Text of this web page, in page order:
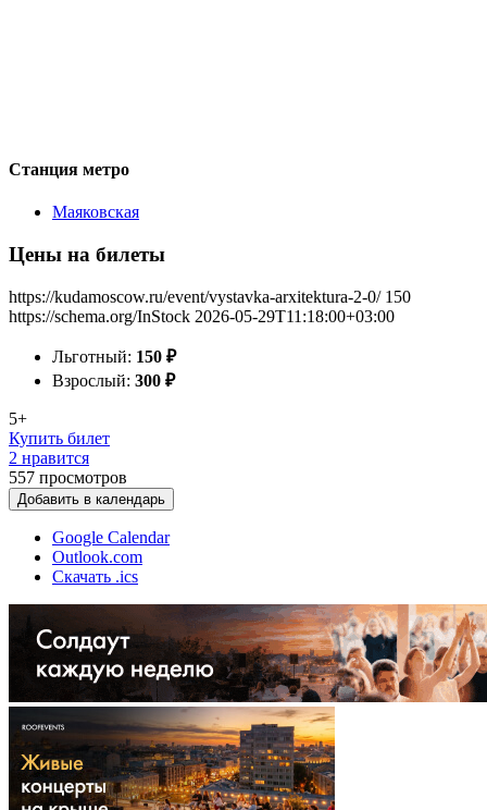
Станция метро
Маяковская
Цены на билеты
https://kudamoscow.ru/event/vystavka-arxitektura-2-0/ 150
https://schema.org/InStock 2026-05-29T11:18:00+03:00
Льготный: 150 ₽
Взрослый: 300 ₽
5+
Купить билет
2 нравится
557 просмотров
Добавить в календарь
Google Calendar
Outlook.com
Скачать .ics